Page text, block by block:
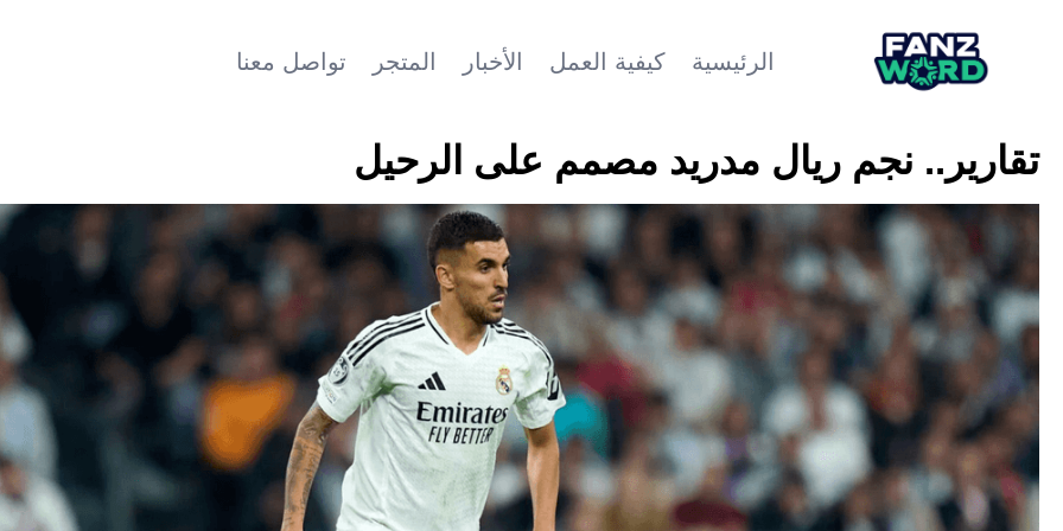
الرئيسية كيفية العمل الأخبار المتجر تواصل معنا
تقارير.. نجم ريال مدريد مصمم على الرحيل